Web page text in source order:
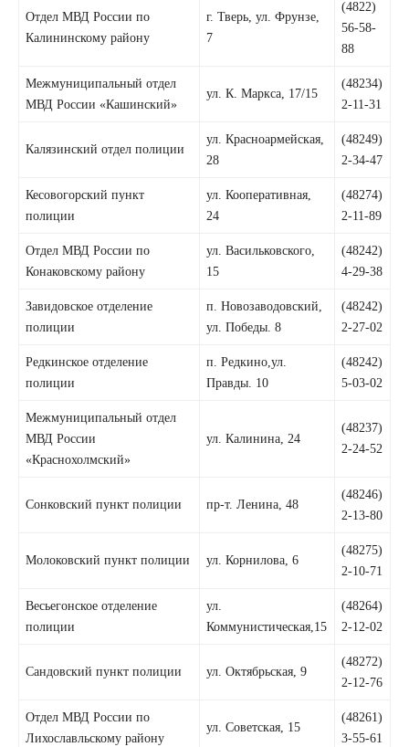
Отдел МВД России по
Калининскому району
г. Тверь, ул. Фрунзе,
7
(4822)
56-58-
88
Межмуниципальный отдел
МВД России «Кашинский»
ул. К. Маркса, 17/15
(48234)
2-11-31
Калязинский отдел полиции
ул. Красноармейская,
28
(48249)
2-34-47
Кесовогорский пункт
полиции
ул. Кооперативная,
24
(48274)
2-11-89
Отдел МВД России по
Конаковскому району
ул. Васильковского,
15
(48242)
4-29-38
Завидовское отделение
полиции
п. Новозаводовский,
ул. Победы. 8
(48242)
2-27-02
Редкинское отделение
полиции
п. Редкино,ул.
Правды. 10
(48242)
5-03-02
Межмуниципальный отдел
МВД России
«Краснохолмский»
ул. Калинина, 24
(48237)
2-24-52
Сонковский пункт полиции пр-т. Ленина, 48
(48246)
2-13-80
Молоковский пункт полиции ул. Корнилова, 6
(48275)
2-10-71
Весьегонское отделение
полиции
ул.
Коммунистическая,15
(48264)
2-12-02
Сандовский пункт полиции ул. Октябрьская, 9
(48272)
2-12-76
Отдел МВД России по
Лихославльскому району
ул. Советская, 15
(48261)
3-55-61